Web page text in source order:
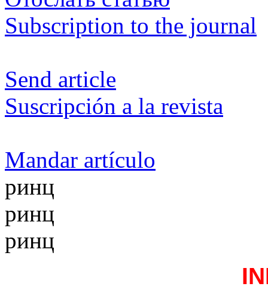
Subscription to the journal
Send article
Suscripción a la revista
Mandar artículo
ринц
ринц
ринц